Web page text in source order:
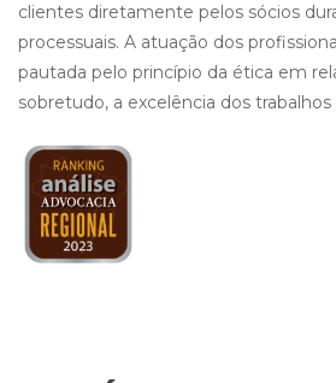
clientes diretamente pelos sócios
processuais. A atuação dos
pautada pelo princípio da ética em
sobretudo, a excelência dos trabalhos